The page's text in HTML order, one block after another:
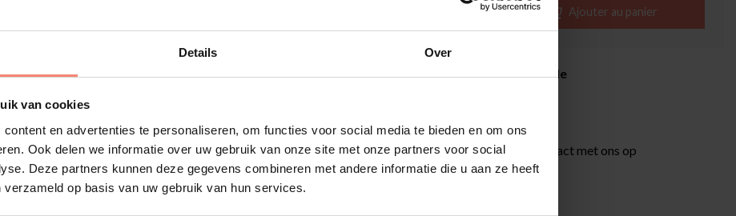
Details Over
van cookies
en advertenties te personaliseren, om functies voor social media te bieden en om ons
Ook delen we informatie over uw gebruik van onze site met onze partners voor social
Deze partners kunnen deze gegevens combineren met andere informatie die u aan ze heeft
op basis van uw gebruik van hun services.
Ajouter au panier
Film de vitrage de qualité professionnelle
Délai de livraison de 3-5 jours ouvrables
Informations additionnelles?Neem contact met ons op